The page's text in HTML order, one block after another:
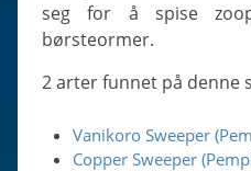
seg for å spise
børsteormer.
2 arter funnet på denne
Vanikoro Sweeper
Copper Sweeper